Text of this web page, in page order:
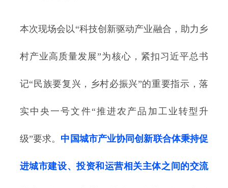
本次现场会以“科技创新驱动产业融合，助力乡
村产业高质量发展”为核心，紧扣习近平总书
记“民族要复兴，乡村必振兴”的重要指示，落
实中央一号文件“推进农产品加工业转型升
级”要求。 中国城市产业协同创新联合体秉持促
进城市建设、投资和运营相关主体之间的交流